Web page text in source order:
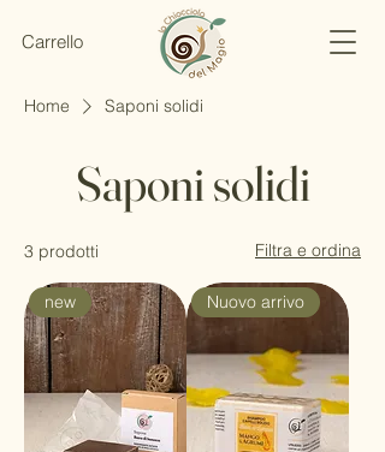
Carrello
Home Saponi solidi
Saponi solidi
3 prodotti Filtra e ordina
new Nuovo arrivo